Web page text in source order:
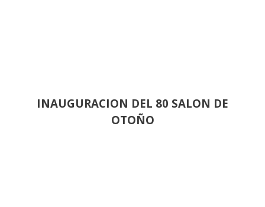
INAUGURACION DEL 80 SALON DE
OTOÑO